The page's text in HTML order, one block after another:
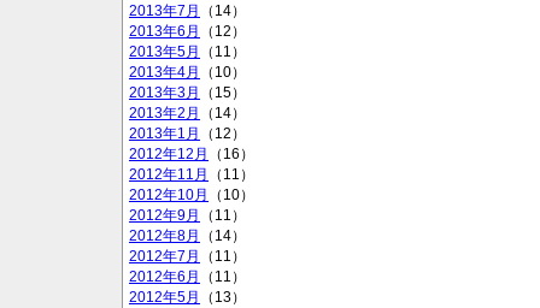
2013年7月
（14）
2013年6月
（12）
2013年5月
（11）
2013年4月
（10）
2013年3月
（15）
2013年2月
（14）
2013年1月
（12）
2012年12月
（16）
2012年11月
（11）
2012年10月
（10）
2012年9月
（11）
2012年8月
（14）
2012年7月
（11）
2012年6月
（11）
2012年5月
（13）